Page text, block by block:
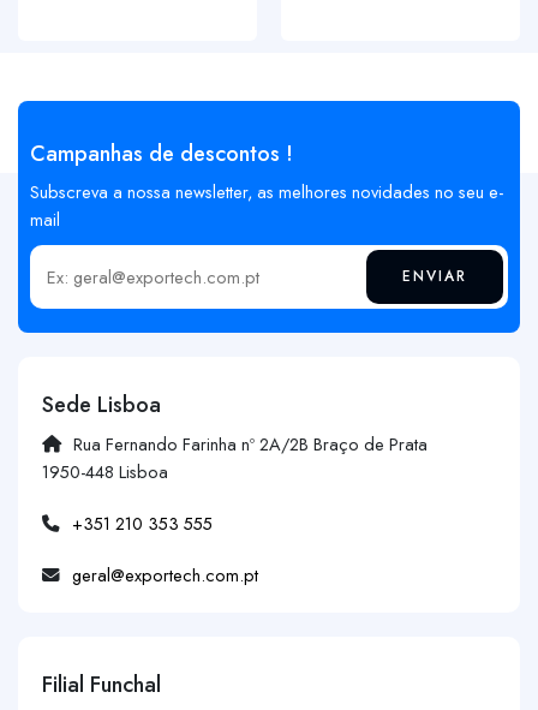
Campanhas de descontos !
Subscreva a nossa newsletter, as melhores novidades no seu e-
mail
Insira o seu email ENVIAR
Sede Lisboa
Rua Fernando Farinha nº 2A/2B Braço de Prata
1950-448 Lisboa
+351 210 353 555
geral@exportech.com.pt
Filial Funchal